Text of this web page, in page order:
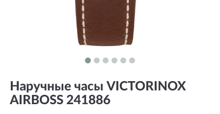
Наручные часы VICTORINOX
AIRBOSS 241886